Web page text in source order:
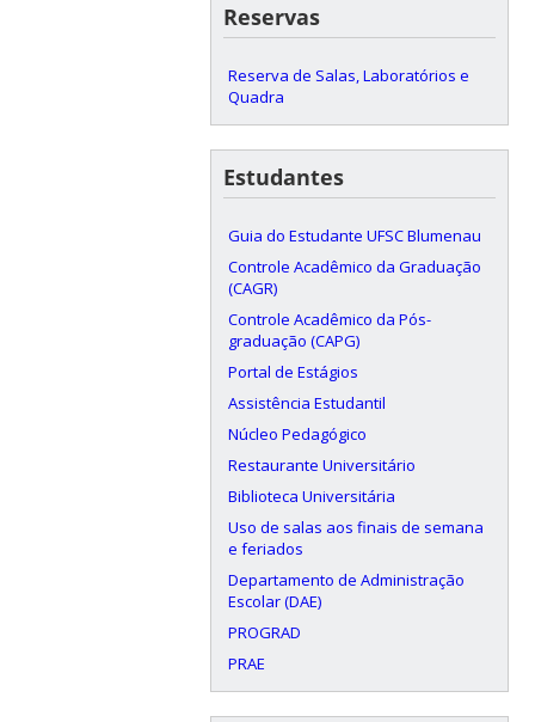
Reservas
Reserva de Salas, Laboratórios e
Quadra
Estudantes
Guia do Estudante UFSC Blumenau
Controle Acadêmico da Graduação
(CAGR)
Controle Acadêmico da Pós-
graduação (CAPG)
Portal de Estágios
Assistência Estudantil
Núcleo Pedagógico
Restaurante Universitário
Biblioteca Universitária
Uso de salas aos finais de semana
e feriados
Departamento de Administração
Escolar (DAE)
PROGRAD
PRAE